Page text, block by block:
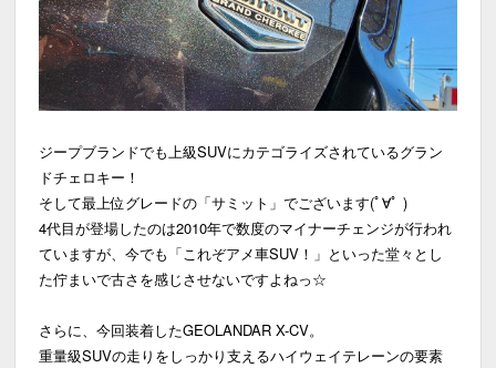
ジープブランドでも上級SUVにカテゴライズされているグラン
ドチェロキー！
そして最上位グレードの「サミット」でございます(ﾟ∀ﾟ )
4代目が登場したのは2010年で数度のマイナーチェンジが行われ
ていますが、今でも「これぞアメ車SUV！」といった堂々とし
た佇まいで古さを感じさせないですよねっ☆
さらに、今回装着したGEOLANDAR X-CV。
重量級SUVの走りをしっかり支えるハイウェイテレーンの要素